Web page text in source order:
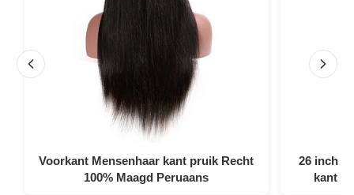
Voorkant Mensenhaar kant pruik Recht
100% Maagd Peruaans
26 inch
kant